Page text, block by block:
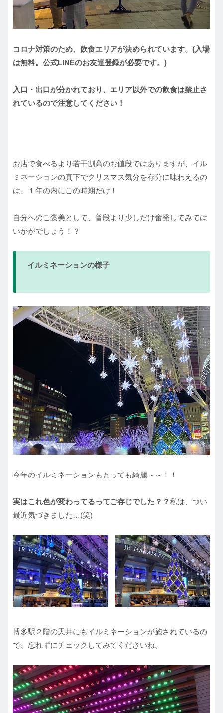
コロナ対策のため、飲食エリアが決められています。(入場
は無料。公式LINEのお友達登録が必要です。)
入口・出口が分かれており、エリア以外での飲食は禁止さ
れているので注意してください！
お店で食べるより若干割高のお値段ではありますが、イル
ミネーションの真下でクリスマス気分を存分に味わえるの
は、１年の内にこの時期だけ！
自分へのご褒美として、普段より少しだけ奮発してみては
いかがでしょう！？
イルミネーションの様子
今年のイルミネーションもとっても綺麗～～！！
実はこれ色が変わってるってご存じでした？？私は、つい
最近気づきました…(笑)
博多駅２階の天井にもイルミネーションが施されているの
で、忘れずにチェックしてみてくださいね。